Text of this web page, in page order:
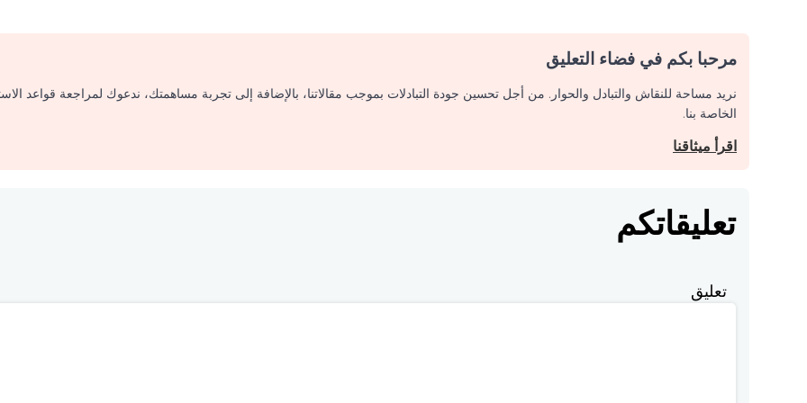
مرحبا بكم في فضاء التعليق
نريد مساحة للنقاش والتبادل والحوار. من أجل تحسين جودة التبادلات بموجب مقالاتنا، بالإضافة إلى تجربة مساهمتك، ندعوك لمراجعة قواعد
الخاصة بنا.
اقرأ ميثاقنا
تعليقاتكم
تعليق